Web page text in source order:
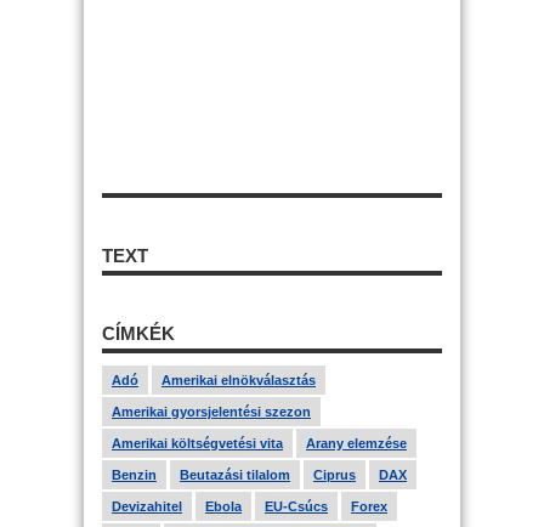
TEXT
CÍMKÉK
Adó Amerikai elnökválasztás
Amerikai gyorsjelentési szezon
Amerikai költségvetési vita Arany elemzése
Benzin Beutazási tilalom Ciprus DAX
Devizahitel Ebola EU-Csúcs Forex